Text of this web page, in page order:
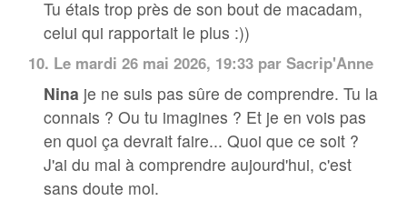
Tu étais trop près de son bout de macadam,
celui qui rapportait le plus :))
10. Le mardi 26 mai 2026, 19:33 par Sacrip'Anne
Nina je ne suis pas sûre de comprendre. Tu la
connais ? Ou tu imagines ? Et je en vois pas
en quoi ça devrait faire... Quoi que ce soit ?
J'ai du mal à comprendre aujourd'hui, c'est
sans doute moi.